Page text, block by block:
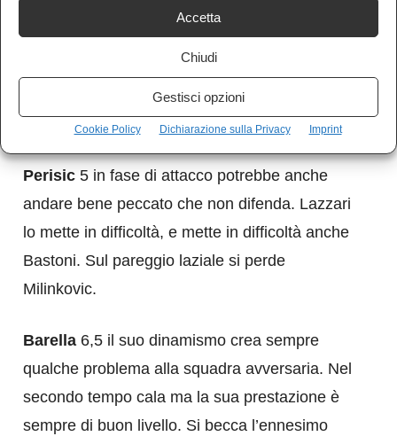
Accetta
Chiudi
Gestisci opzioni
Cookie Policy Dichiarazione sulla Privacy Imprint
6.5 in mezzo al campo ringhia a tutto
quello che passa dalle sue parti. Prende
possesso del centrocampo ed è in continua
crescita. Provoca l’espulsione di Immobile che
ha i giorni contati. Ma non lo sa ancora.
Perisic 5 in fase di attacco potrebbe anche
andare bene peccato che non difenda. Lazzari
lo mette in difficoltà, e mette in difficoltà anche
Bastoni. Sul pareggio laziale si perde
Milinkovic.
Barella 6,5 il suo dinamismo crea sempre
qualche problema alla squadra avversaria. Nel
secondo tempo cala ma la sua prestazione è
sempre di buon livello. Si becca l’ennesimo